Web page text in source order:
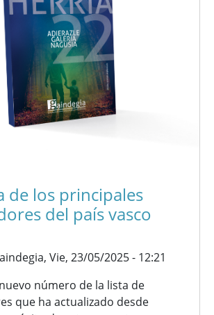
de los principales
del país vasco
Vie, 23/05/2025 - 12:21
número de la lista de
que ha actualizado desde